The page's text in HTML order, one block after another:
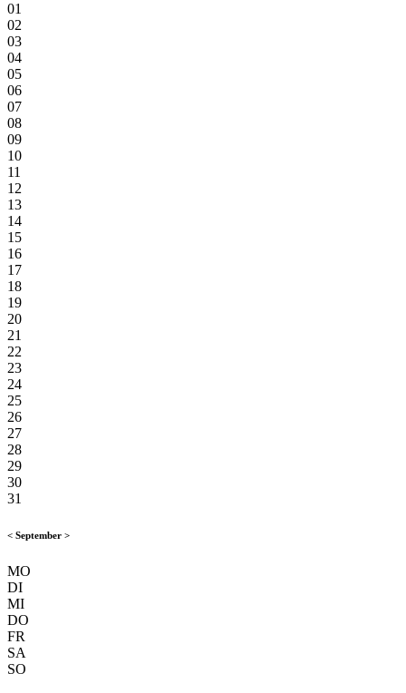
01
02
03
04
05
06
07
08
09
10
11
12
13
14
15
16
17
18
19
20
21
22
23
24
25
26
27
28
29
30
31
< September >
MO
DI
MI
DO
FR
SA
SO